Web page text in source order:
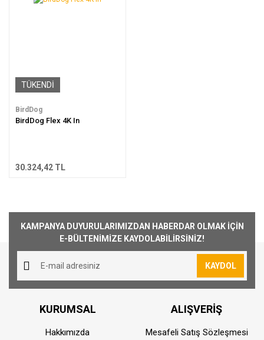
TÜKENDİ
BirdDog
BirdDog Flex 4K In
30.324,42 TL
KAMPANYA DUYURULARIMIZDAN HABERDAR OLMAK İÇİN
E-BÜLTENİMİZE KAYDOLABİLİRSİNİZ!
KAYDOL
KURUMSAL
Hakkımızda
ALIŞVERİŞ
Mesafeli Satış Sözleşmesi